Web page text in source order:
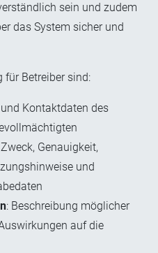
sein und zudem
das System sicher und
für Betreiber sind:
Kontaktdaten des
Zweck, Genauigkeit,
und
: Beschreibung möglicher
auf die